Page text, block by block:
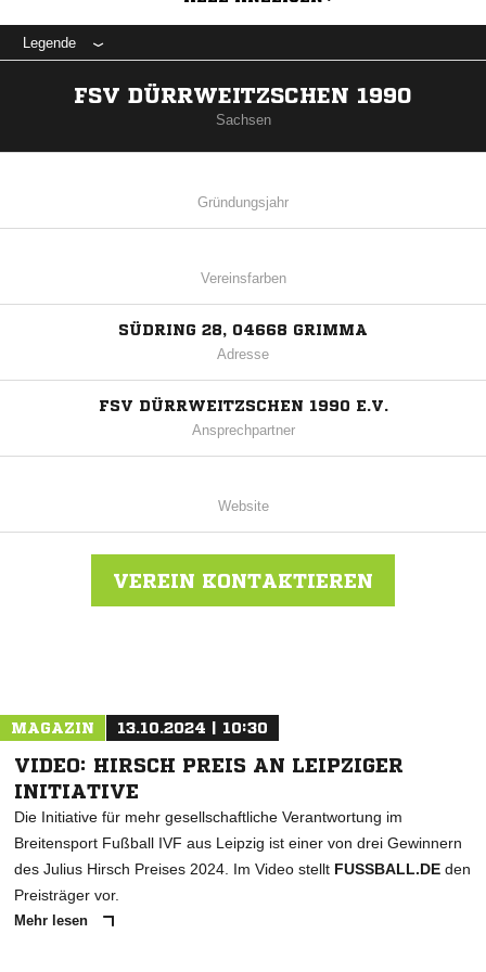
Legende
FSV DÜRRWEITZSCHEN 1990
Sachsen
Gründungsjahr
Vereinsfarben
SÜDRING 28, 04668 GRIMMA
Adresse
FSV DÜRRWEITZSCHEN 1990 E.V.
Ansprechpartner
Website
VEREIN KONTAKTIEREN
MAGAZIN 13.10.2024 | 10:30
VIDEO: HIRSCH PREIS AN LEIPZIGER
INITIATIVE
Die Initiative für mehr gesellschaftliche Verantwortung im
Breitensport Fußball IVF aus Leipzig ist einer von drei Gewinnern
des Julius Hirsch Preises 2024. Im Video stellt FUSSBALL.DE den
Preisträger vor.
Mehr lesen